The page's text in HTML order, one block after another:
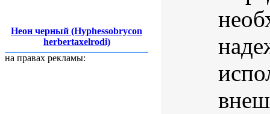
Неон черный (Hyphessobrycon
herbertaxelrodi)
на правах рекламы: